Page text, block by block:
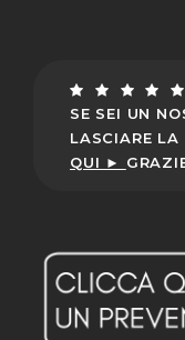
SE SEI UN
LASCIARE LA
QUI ►